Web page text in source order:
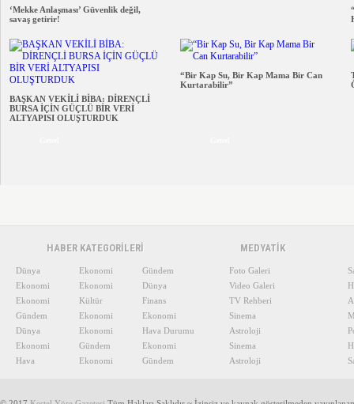
‘Mekke Anlaşması’ Güvenlik değil,
savaş getirir!
BAŞKAN VEKİLİ BİBA: DİRENÇLİ
BURSA İÇİN GÜÇLÜ BİR VERİ
ALTYAPISI OLUŞTURDUK
“Bir Kap Su, Bir Kap Mama Bir Can
Kurtarabilir”
HABER KATEGORİLERİ
Dünya Ekonomi
Gündem
Ekonomi
Ekonomi
Dünya
Ekonomi
Kültür
Finans
Gündem
Ekonomi
Ekonomi
Dünya
Ekonomi
Hava Durumu
Ekonomi
Gündem
Ekonomi
Hava
Ekonomi Gündem
MEDYATİK
Foto Galeri
Video Galeri
TV Rehberi
Sinema
Astroloji
Sinema
Astroloji